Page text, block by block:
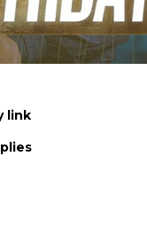
link